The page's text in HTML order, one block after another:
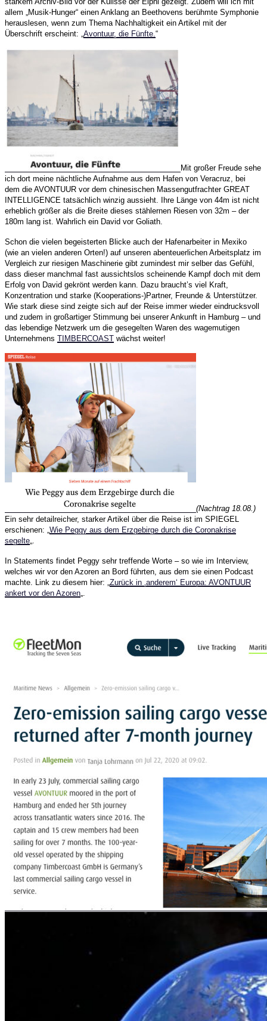
allem „Musik-Hunger“ einen Anklang an Beethovens berühmte Symphonie
herauslesen, wenn zum Thema Nachhaltigkeit ein Artikel mit der
Überschrift erscheint: „ Avontuur, die Fünfte. “
Mit großer Freude sehe
ich dort meine nächtliche Aufnahme aus dem Hafen von Veracruz, bei
dem die AVONTUUR vor dem chinesischen Massengutfrachter GREAT
INTELLIGENCE tatsächlich winzig aussieht. Ihre Länge von 44m ist nicht
erheblich größer als die Breite dieses stählernen Riesen von 32m – der
180m lang ist. Wahrlich ein David vor Goliath.
Schon die vielen begeisterten Blicke auch der Hafenarbeiter in Mexiko
(wie an vielen anderen Orten!) auf unseren abenteuerlichen Arbeitsplatz im
Vergleich zur riesigen Maschinerie gibt zumindest mir selber das Gefühl,
dass dieser manchmal fast aussichtslos scheinende Kampf doch mit dem
Erfolg von David gekrönt werden kann. Dazu braucht’s viel Kraft,
Konzentration und starke (Kooperations-)Partner, Freunde & Unterstützer.
Wie stark diese sind zeigte sich auf der Reise immer wieder eindrucksvoll
und zudem in großartiger Stimmung bei unserer Ankunft in Hamburg – und
das lebendige Netzwerk um die gesegelten Waren des wagemutigen
Unternehmens TIMBERCOAST wächst weiter!
(Nachtrag 18.08.)
Ein sehr detailreicher, starker Artikel über die Reise ist im SPIEGEL
erschienen: „ Wie Peggy aus dem Erzgebirge durch die Coronakrise
segelte
In Statements findet Peggy sehr treffende Worte – so wie im Interview,
welches wir vor den Azoren an Bord führten, aus dem sie einen Podcast
machte. Link zu diesem hier: „ Zurück in ‚anderem‘ Europa: AVONTUUR
ankert vor den Azoren